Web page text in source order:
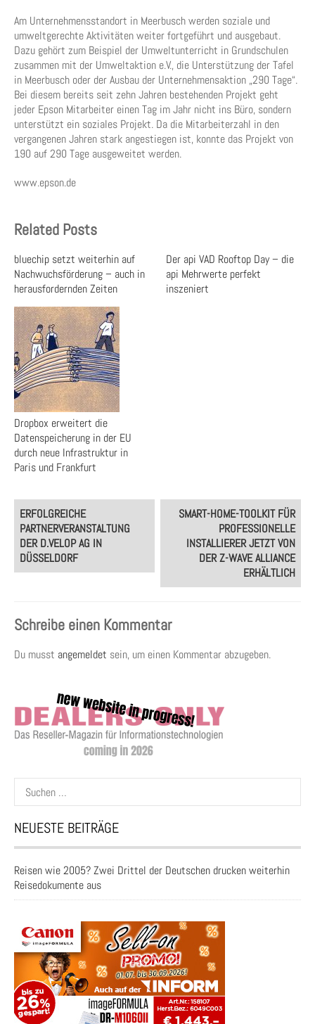
Am Unternehmensstandort in Meerbusch werden soziale und
umweltgerechte Aktivitäten weiter fortgeführt und ausgebaut.
Dazu gehört zum Beispiel der Umweltunterricht in Grundschulen
zusammen mit der Umweltaktion e.V., die Unterstützung der Tafel
in Meerbusch oder der Ausbau der Unternehmensaktion „290 Tage“.
Bei diesem bereits seit zehn Jahren bestehenden Projekt geht
jeder Epson Mitarbeiter einen Tag im Jahr nicht ins Büro, sondern
unterstützt ein soziales Projekt. Da die Mitarbeiterzahl in den
vergangenen Jahren stark angestiegen ist, konnte das Projekt von
190 auf 290 Tage ausgeweitet werden.
www.epson.de
Related Posts
bluechip setzt weiterhin auf
Nachwuchsförderung – auch in
herausfordernden Zeiten
Der api VAD Rooftop Day – die
api Mehrwerte perfekt
inszeniert
Dropbox erweitert die
Datenspeicherung in der EU
durch neue Infrastruktur in
Paris und Frankfurt
Post
navigation
ERFOLGREICHE
PARTNERVERANSTALTUNG
DER D.VELOP AG IN
DÜSSELDORF
SMART-HOME-TOOLKIT FÜR
PROFESSIONELLE
INSTALLIERER JETZT VON
DER Z-WAVE ALLIANCE
ERHÄLTLICH
Schreibe einen Kommentar
Du musst angemeldet sein, um einen Kommentar abzugeben.
Suchen
nach:
NEUESTE BEITRÄGE
Reisen wie 2005? Zwei Drittel der Deutschen drucken weiterhin
Reisedokumente aus